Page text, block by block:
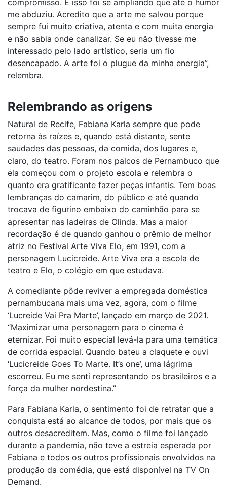
compromisso. E isso foi se ampliando que até o humor
me abduziu. Acredito que a arte me salvou porque
sempre fui muito criativa, atenta e com muita energia
e não sabia onde canalizar. Se eu não tivesse me
interessado pelo lado artístico, seria um fio
desencapado. A arte foi o plugue da minha energia”,
relembra.
Relembrando as origens
Natural de Recife, Fabiana Karla sempre que pode
retorna às raízes e, quando está distante, sente
saudades das pessoas, da comida, dos lugares e,
claro, do teatro. Foram nos palcos de Pernambuco que
ela começou com o projeto escola e relembra o
quanto era gratificante fazer peças infantis. Tem boas
lembranças do camarim, do público e até quando
trocava de figurino embaixo do caminhão para se
apresentar nas ladeiras de Olinda. Mas a maior
recordação é de quando ganhou o prêmio de melhor
atriz no Festival Arte Viva Elo, em 1991, com a
personagem Lucicreide. Arte Viva era a escola de
teatro e Elo, o colégio em que estudava.
A comediante pôde reviver a empregada doméstica
pernambucana mais uma vez, agora, com o filme
‘Lucreide Vai Pra Marte’, lançado em março de 2021.
“Maximizar uma personagem para o cinema é
eternizar. Foi muito especial levá-la para uma temática
de corrida espacial. Quando bateu a claquete e ouvi
‘Lucicreide Goes To Marte. It’s one’, uma lágrima
escorreu. Eu me senti representando os brasileiros e a
força da mulher nordestina.”
Para Fabiana Karla, o sentimento foi de retratar que a
conquista está ao alcance de todos, por mais que os
outros desacreditem. Mas, como o filme foi lançado
durante a pandemia, não teve a estreia esperada por
Fabiana e todos os outros profissionais envolvidos na
produção da comédia, que está disponível na TV On
Demand.